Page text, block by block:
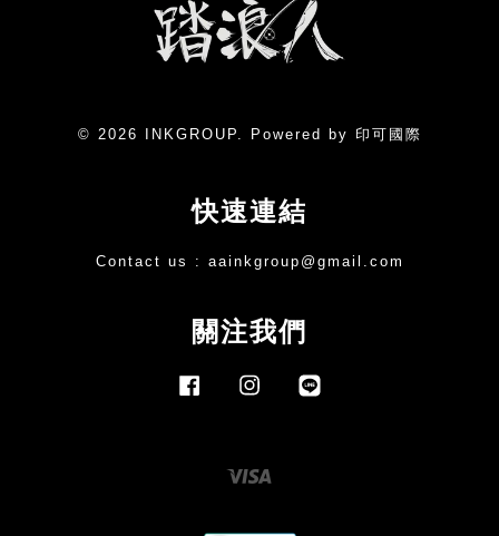
© 2026 INKGROUP. Powered by 印可國際
快速連結
Contact us : aainkgroup@gmail.com
關注我們
FacebookInstagram